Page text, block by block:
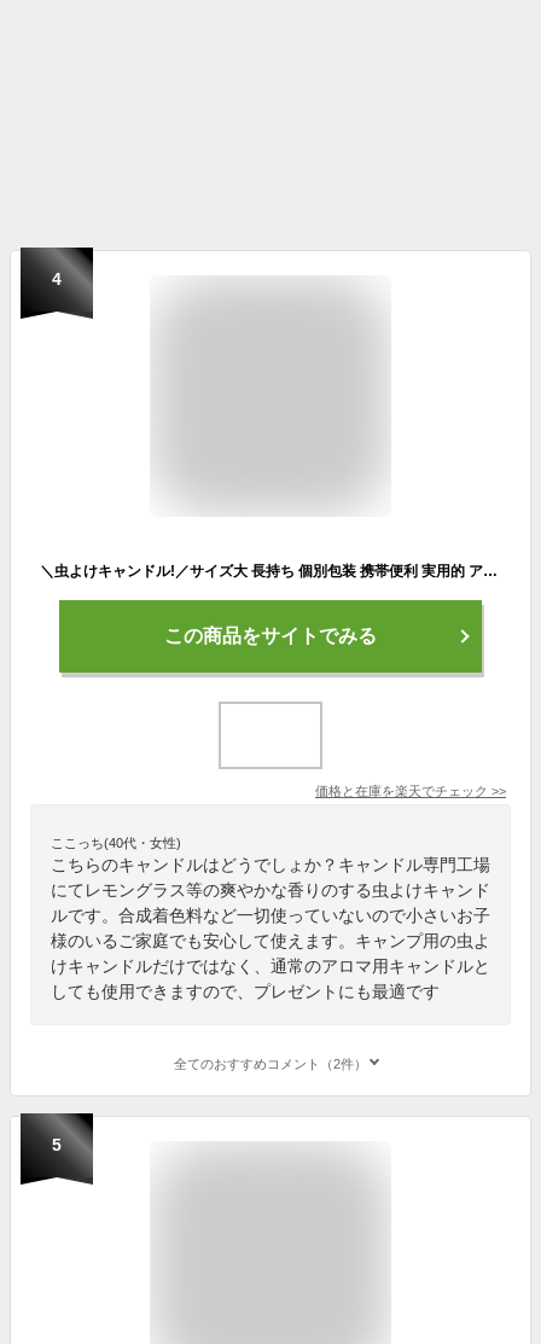
4
＼虫よけキャンドル!／サイズ大 長持ち 個別包装 携帯便利 実用的 アウトドア用品 2個 4個 6個 選べる シトロネラ アロマキャンドル ギフト セット レモングラス ユーカリ オーガニック ソイワックス すす煙少ない 韓国直輸入 キャンプ バーベキュー ベランダ 玄関 送料無料
この商品をサイトでみる
価格と在庫を楽天でチェック >>
ここっち(40代・女性)
こちらのキャンドルはどうでしょか？キャンドル専門工場
にてレモングラス等の爽やかな香りのする虫よけキャンド
ルです。合成着色料など一切使っていないので小さいお子
様のいるご家庭でも安心して使えます。キャンプ用の虫よ
けキャンドルだけではなく、通常のアロマ用キャンドルと
しても使用できますので、プレゼントにも最適です
全てのおすすめコメント（2件）
5